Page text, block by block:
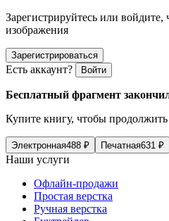
Зарегистрируйтесь или войдите,
изображения
Зарегистрироваться
Есть аккаунт? Войти
Бесплатный фрагмент
Купите книгу, чтобы продолжить
Электронная488 ₽ Печатная631 ₽
Наши услуги
Офлайн-продажи
Простая верстка
Ручная верстка